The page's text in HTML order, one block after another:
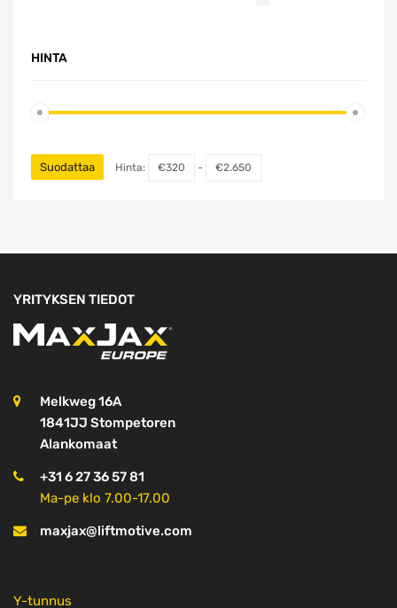
HINTA
Suodattaa Hinta: €320 - €2.650
YRITYKSEN TIEDOT
Melkweg 16A
1841JJ Stompetoren
Alankomaat
+31 6 27 36 57 81
Ma-pe klo 7.00-17.00
maxjax@liftmotive.com
Y-tunnus